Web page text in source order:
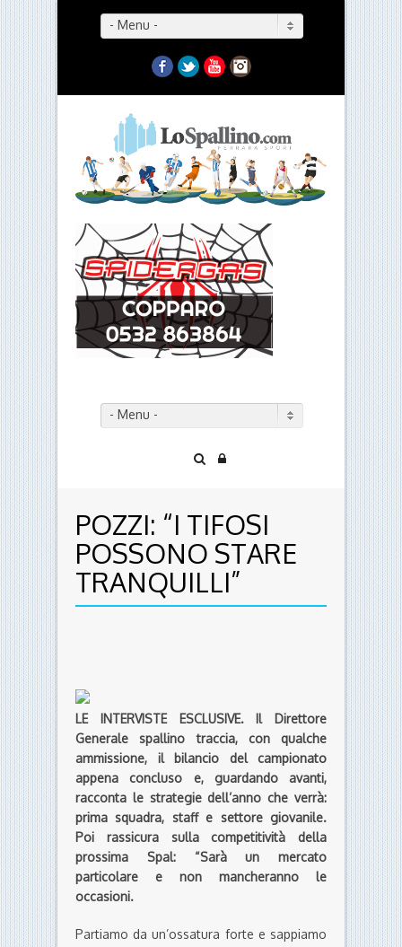
- Menu -
Facebook
TwitterYouTubeInstagram
- Menu -
POSSONO STARE
TRANQUILLI”
LE INTERVISTE ESCLUSIVE. Il Direttore
Generale spallino traccia, con qualche
Poi rassicura sulla competiti
prossima Spal: “Sarà un mercato
particolare e non mancheranno le
occasioni.
Partiamo da un’ossatura forte e sappiamo
dove dobbiamo migliorare. Siamo molto
tranquilli e fiduciosi e con noi anche il
tecnico che è stato confermato perché
crediamo molto in lui perché ha lavorato
benissimo”. Il Comandante è già al lavoro.
la struttura societaria, il settore giovanile,